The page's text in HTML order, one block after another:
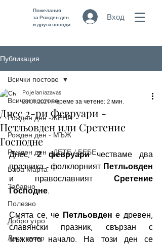
Пожелания
за Рожден ден
и други поводи
Вход
Публикация
Всички постове
Рожден ден -ЖЕНА
Рожден ден - МЪЖ
Рожден ден - ДЕТЕ / БЕБЕ
Баба Марта
Забавно
Полезно
Добро утро
Лека вечер
Всички постове
Днес 2-ри Февруари -
Петльовден или Сретение
Господне
Pojelaniazavas
28.01.2021 г. време за четене: 2 мин.
Днес, 2 февруари честваме два
празника - фолклорният Петльовден
и православният Сретение
Господне.
Смята се, че Петльовден е древен,
славянски празник, свързан с
мъжкото начало. На този ден се